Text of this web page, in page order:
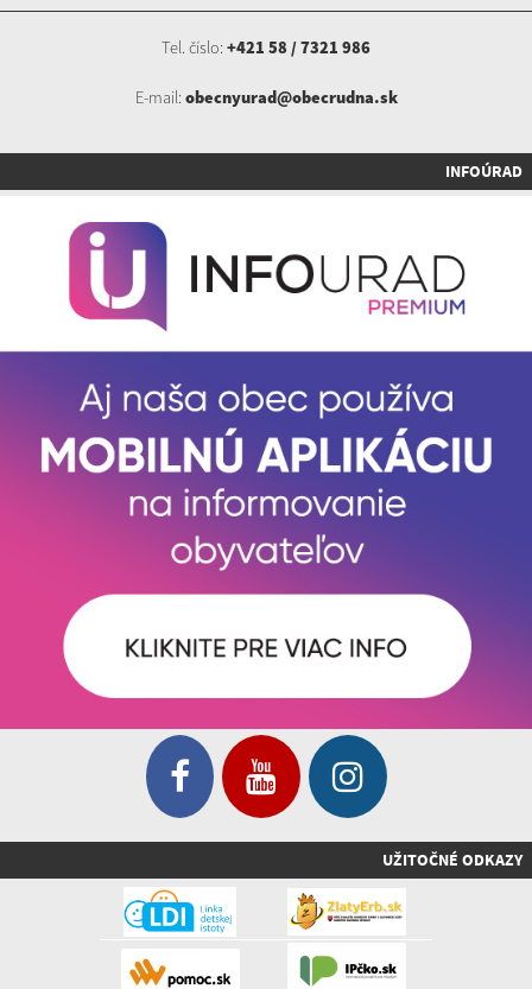
Tel. číslo: +421 58 / 7321 986
E-mail: obecnyurad@obecrudna.sk
INFOÚRAD
UŽITOČNÉ ODKAZY